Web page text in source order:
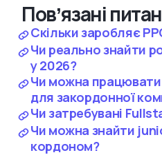
Повʼязані
Скільки заробляє
Чи реально знайти
у 2026?
Чи можна
для закордонної
Чи затребувані
Чи можна знайти
кордоном?